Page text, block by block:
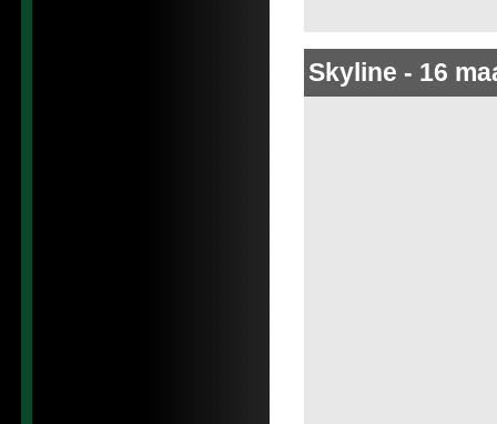
Skyline - 16